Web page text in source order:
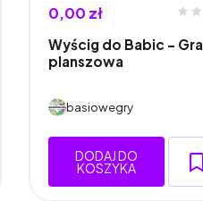
0,00 zł
Wyścig do Babic – Gra
planszowa
basiowegry
DODAJ DO
KOSZYKA